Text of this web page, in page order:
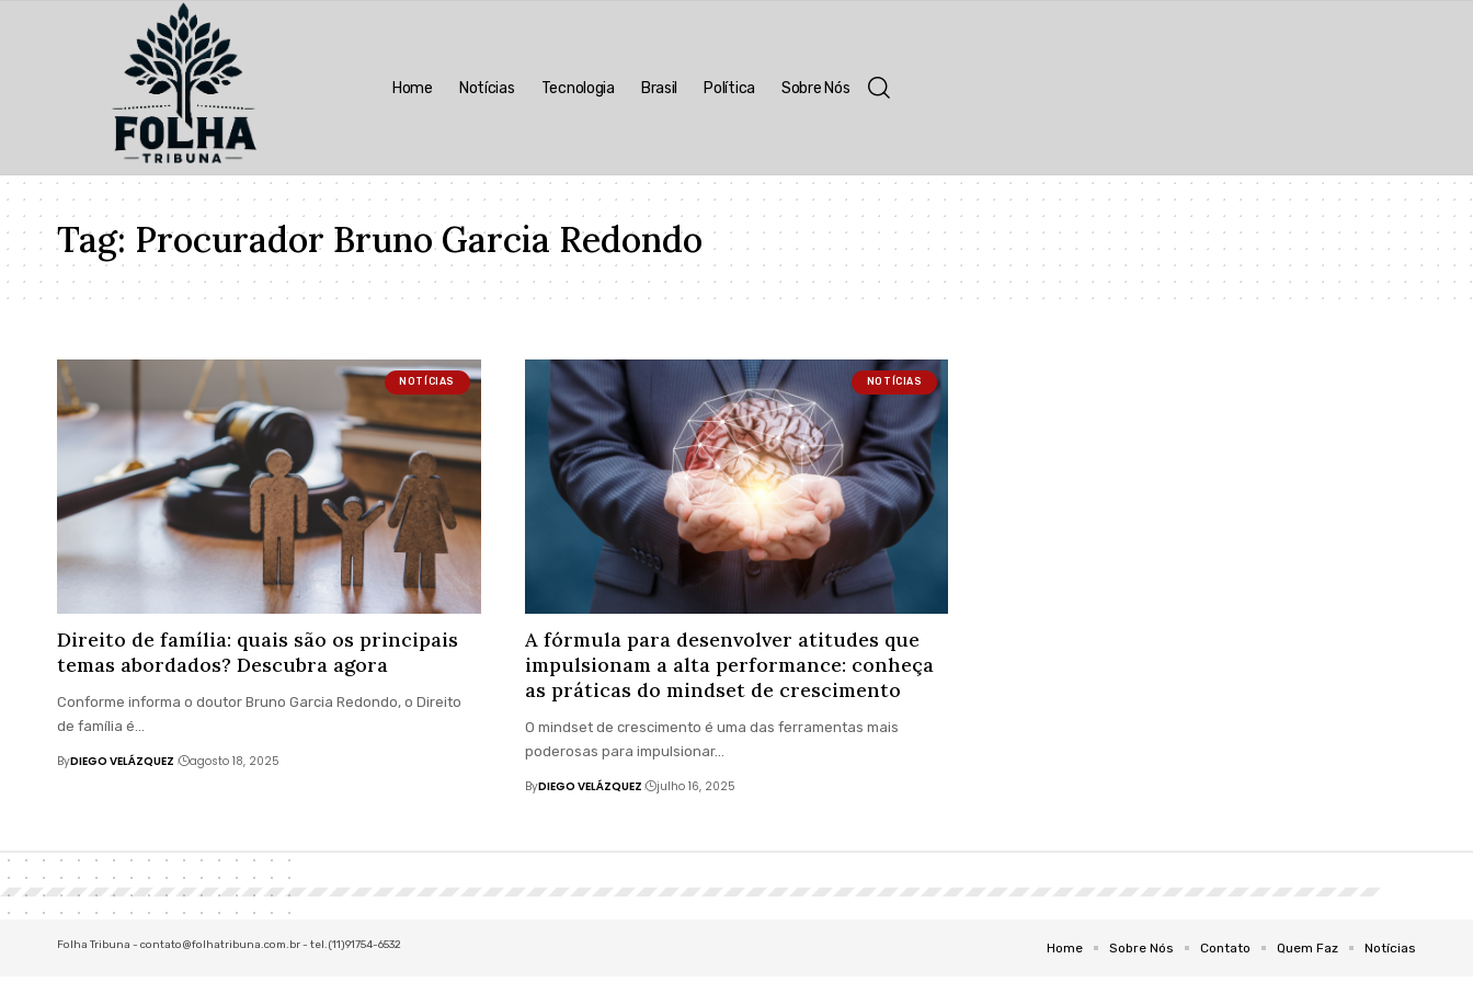
Home Notícias Tecnologia Brasil Política Sobre Nós
Tag: Procurador Bruno Garcia Redondo
NOTÍCIAS
Direito de família: quais são os principais
temas abordados? Descubra agora
Conforme informa o doutor Bruno Garcia Redondo, o Direito
de família é…
ByDIEGO VELÁZQUEZ agosto 18, 2025
NOTÍCIAS
A fórmula para desenvolver atitudes que
impulsionam a alta performance: conheça
as práticas do mindset de crescimento
O mindset de crescimento é uma das ferramentas mais
poderosas para impulsionar…
ByDIEGO VELÁZQUEZ julho 16, 2025
Folha Tribuna - contato@folhatribuna.com.br- tel.(11)91754-6532 Home Sobre Nós Contato Quem Faz Notícias